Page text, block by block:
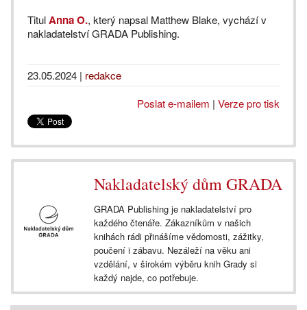
TitulAnna O., který napsal Matthew Blake, vychází v
nakladatelství GRADA Publishing.
23.05.2024 | redakce
Poslat e-mailem | Verze pro tisk
Nakladatelský dům GRADA
GRADA Publishing je nakladatelství pro
každého čtenáře. Zákazníkům v našich
knihách rádi přinášíme vědomosti, zážitky,
poučení i zábavu. Nezáleží na věku ani
vzdělání, v širokém výběru knih Grady si
každý najde, co potřebuje.